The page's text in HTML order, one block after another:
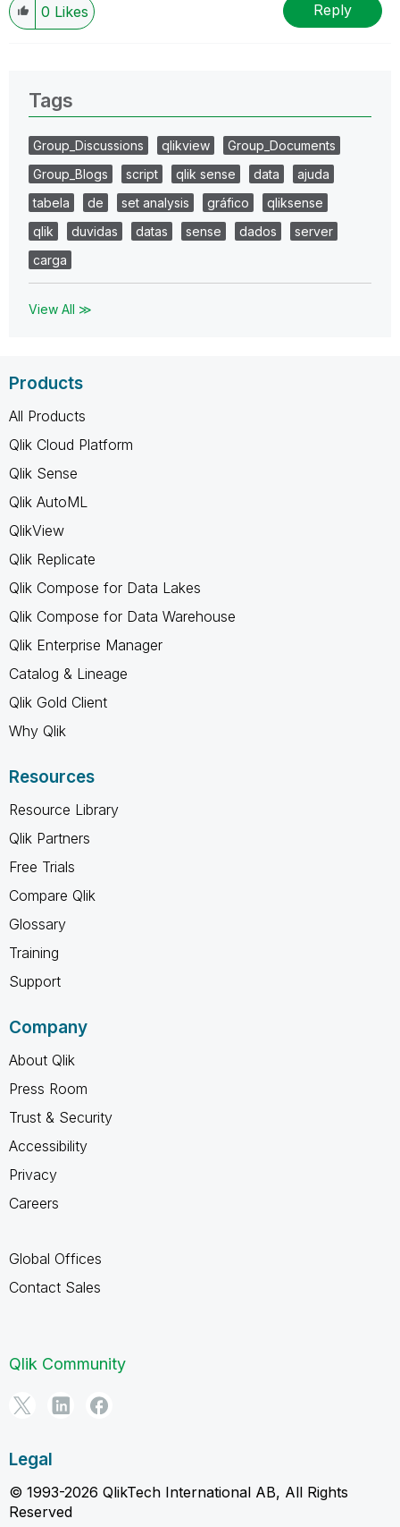
0 Likes Reply
Tags
Group_Discussions qlikview
Group_Documents
Group_Blogs
script qlik sense data
ajuda
tabela
de set analysis gráfico
qliksense
qlik
duvidas datas sense dados
server
carga
View All ≫
Products
All Products
Qlik Cloud Platform
Qlik Sense
Qlik AutoML
QlikView
Qlik Replicate
Qlik Compose for Data Lakes
Qlik Compose for Data Warehouse
Qlik Enterprise Manager
Catalog & Lineage
Qlik Gold Client
Why Qlik
Resources
Resource Library
Qlik Partners
Free Trials
Compare Qlik
Glossary
Training
Support
Company
About Qlik
Press Room
Trust & Security
Accessibility
Privacy
Careers
Global Offices
Contact Sales
Qlik Community
Legal
© 1993-2026 QlikTech International AB, All Rights
Reserved